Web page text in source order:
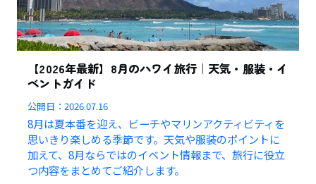
【2026年最新】8月のハワイ旅行｜天気・服装・イ
ベントガイド
公開日：2026.07.16
8月は夏本番を迎え、ビーチやマリンアクティビティを
思いきり楽しめる季節です。天気や服装のポイントに
加えて、8月ならではのイベント情報まで、旅行に役立
つ内容をまとめてご紹介します。